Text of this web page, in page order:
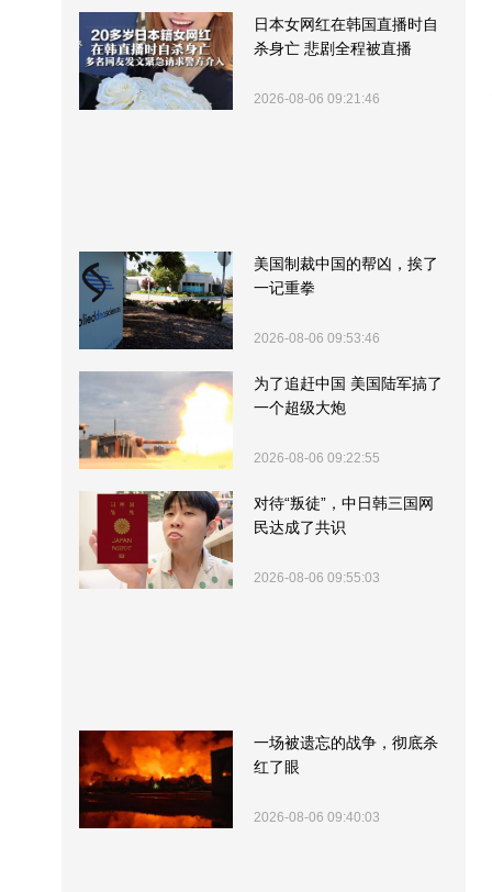
日本女网红在韩国直播时自
杀身亡 悲剧全程被直播
2026-08-06 09:21:46
美国制裁中国的帮凶，挨了
一记重拳
2026-08-06 09:53:46
为了追赶中国 美国陆军搞了
一个超级大炮
2026-08-06 09:22:55
对待“叛徒”，中日韩三国网
民达成了共识
2026-08-06 09:55:03
一场被遗忘的战争，彻底杀
红了眼
2026-08-06 09:40:03